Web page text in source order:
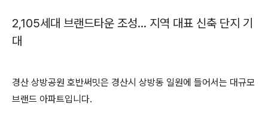
2,105세대 브랜드타운 조성… 지역 대표 신축 단지 기
대
경산 상방공원 호반써밋은 경산시 상방동 일원에 들어서는 대규모
브랜드 아파트입니다.